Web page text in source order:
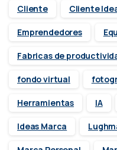
Cliente Cliente
Emprendedores
Fabricas de
fondo virtual
Herramientas IA
Ideas Marca